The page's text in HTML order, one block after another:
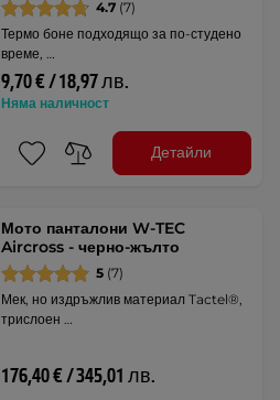
4.7 (7)
Термо боне подходящо за по-студено
време, …
9,70 € / 18,97 лв.
Няма наличност
Детайли
Мото панталони W-TEC
Aircross - черно-жълто
5 (7)
Мек, но издръжлив материал Tactel®,
трислоен …
176,40 € / 345,01 лв.